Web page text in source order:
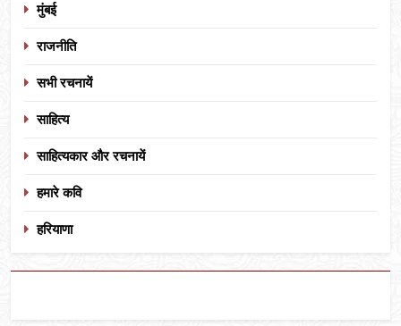
मुंबई
राजनीति
सभी रचनायें
साहित्य
साहित्यकार और रचनायें
हमारे कवि
हरियाणा